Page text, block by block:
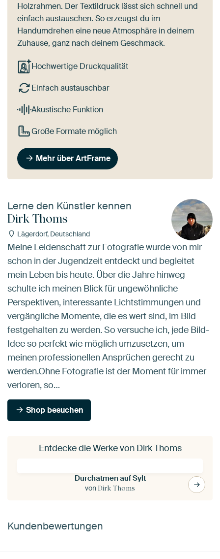
Holzrahmen. Der Textildruck lässt sich schnell und
einfach austauschen. So erzeugst du im
Handumdrehen eine neue Atmosphäre in deinem
Zuhause, ganz nach deinem Geschmack.
Hochwertige Druckqualität
Einfach austauschbar
Akustische Funktion
Große Formate möglich
Mehr über ArtFrame
Lerne den Künstler kennen
Dirk Thoms
Lägerdorf, Deutschland
Meine Leidenschaft zur Fotografie wurde von mir
schon in der Jugendzeit entdeckt und begleitet
mein Leben bis heute. Über die Jahre hinweg
schulte ich meinen Blick für ungewöhnliche
Perspektiven, interessante Lichtstimmungen und
vergängliche Momente, die es wert sind, im Bild
festgehalten zu werden. So versuche ich, jede Bild-
Idee so perfekt wie möglich umzusetzen, um
meinen professionellen Ansprüchen gerecht zu
werden.Ohne Fotografie ist der Moment für immer
verloren, so…
Shop besuchen
Entdecke die Werke von Dirk Thoms
Durchatmen auf Sylt
von Dirk Thoms
Kundenbewertungen